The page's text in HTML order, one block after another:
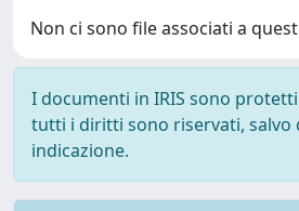
Non ci sono file associati a
I documenti in IRIS sono
tutti i diritti sono riservati, salvo
indicazione.